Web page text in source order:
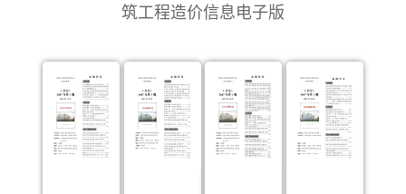
筑工程造价信息电子版